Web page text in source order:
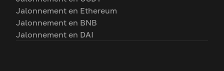
Jalonnement en Ethereum
Jalonnement en BNB
Jalonnement en DAI